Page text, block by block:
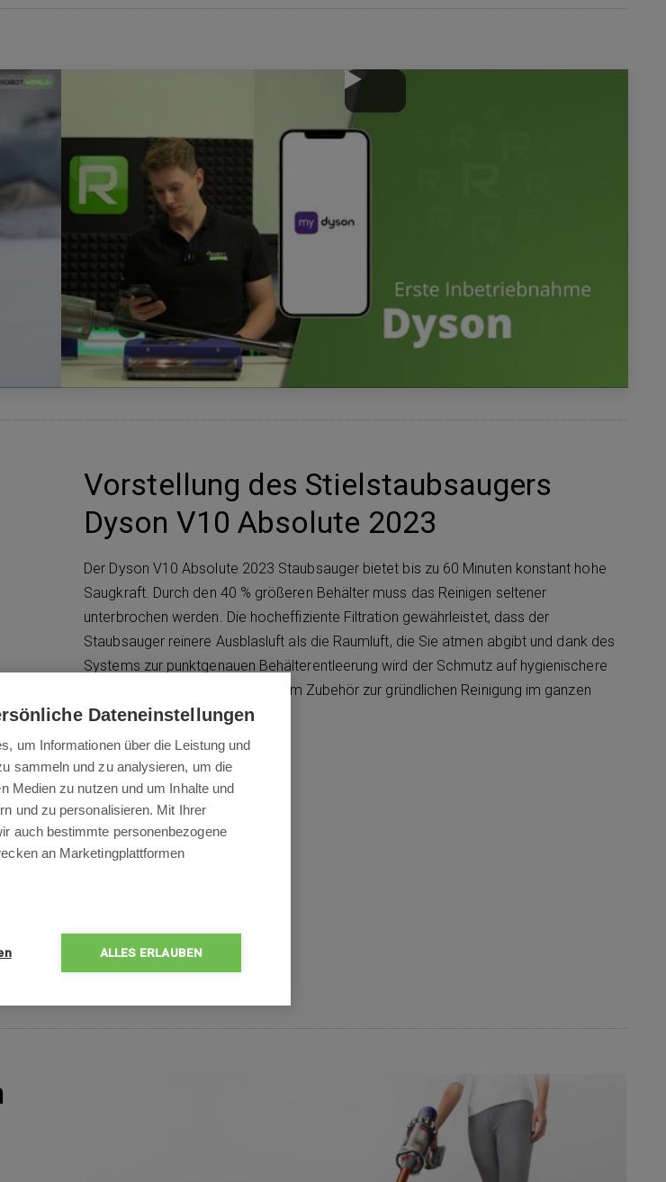
Vorstellung des Stielstaubsaugers
Dyson V10 Absolute 2023
Der Dyson V10 Absolute 2023 Staubsauger bietet bis zu 60 Minuten konstant hohe
Saugkraft. Durch den 40 % größeren Behälter muss das Reinigen seltener
unterbrochen werden. Die hocheffiziente Filtration gewährleistet, dass der
Staubsauger reinere Ausblasluft als die Raumluft, die Sie atmen abgibt und dank des
Systems zur punktgenauen Behälterentleerung wird der Schmutz auf hygienischere
Weise entsorgt. Mit siebenteiligem Zubehör zur gründlichen Reinigung im ganzen
Zuhause.
Dateneinstellungen
um Informationen über die Leistung und
sammeln und zu analysieren, um die
Medien zu nutzen und um Inhalte und
und zu personalisieren. Mit Ihrer
auch bestimmte personenbezogene
an Marketingplattformen
ALLES ERLAUBEN